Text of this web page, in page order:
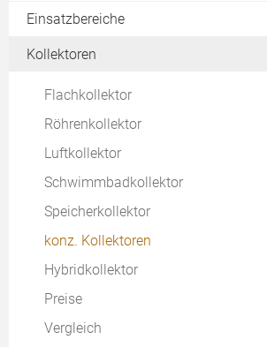
Download
Erfahrungen
Kaufen
Ertrag
Einsatzbereiche
Einfamilienhaus
Kollektoren
Flachkollektor
Röhrenkollektor
Luftkollektor
Schwimmbadkollektor
Speicherkollektor
konz. Kollektoren
Hybridkollektor
Preise
Vergleich